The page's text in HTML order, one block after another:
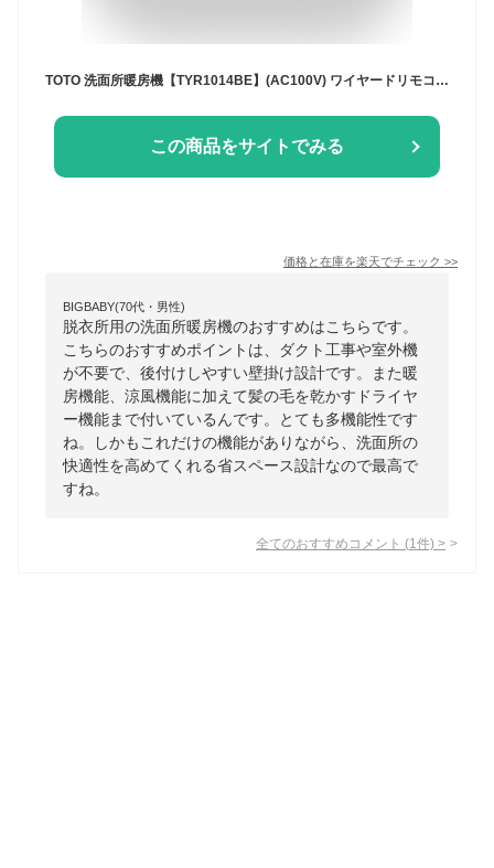
TOTO 洗面所暖房機【TYR1014BE】(AC100V) ワイヤードリモコン(有線)付き〔HC〕
この商品をサイトでみる
価格と在庫を楽天でチェック >>
BIGBABY(70代・男性)
脱衣所用の洗面所暖房機のおすすめはこちらです。
こちらのおすすめポイントは、ダクト工事や室外機
が不要で、後付けしやすい壁掛け設計です。また暖
房機能、涼風機能に加えて髪の毛を乾かすドライヤ
ー機能まで付いているんです。とても多機能性です
ね。しかもこれだけの機能がありながら、洗面所の
快適性を高めてくれる省スペース設計なので最高で
すね。
全てのおすすめコメント (1 件) >